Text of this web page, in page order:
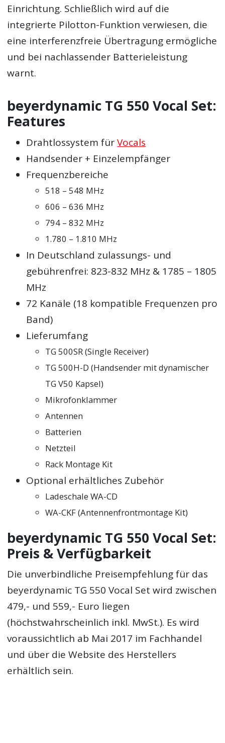
Einrichtung. Schließlich wird auf die
integrierte Pilotton-Funktion verwiesen, die
eine interferenzfreie Übertragung ermögliche
und bei nachlassender Batterieleistung
warnt.
beyerdynamic TG 550 Vocal Set:
Features
Drahtlossystem fürVocals
Handsender + Einzelempfänger
Frequenzbereiche
518 – 548 MHz
606 – 636 MHz
794 – 832 MHz
1.780 – 1.810 MHz
In Deutschland zulassungs- und
gebührenfrei: 823-832 MHz & 1785 – 1805
MHz
72 Kanäle (18 kompatible Frequenzen pro
Band)
Lieferumfang
TG 500SR (Single Receiver)
TG 500H-D (Handsender mit dynamischer
TG V50 Kapsel)
Mikrofonklammer
Antennen
Batterien
Netzteil
Rack Montage Kit
Optional erhältliches Zubehör
Ladeschale WA-CD
WA-CKF (Antennenfrontmontage Kit)
beyerdynamic TG 550 Vocal Set:
Preis & Verfügbarkeit
Die unverbindliche Preisempfehlung für das
beyerdynamic TG 550 Vocal Set wird zwischen
479,- und 559,- Euro liegen
(höchstwahrscheinlich inkl. MwSt.). Es wird
voraussichtlich ab Mai 2017 im Fachhandel
und über die Website des Herstellers
erhältlich sein.